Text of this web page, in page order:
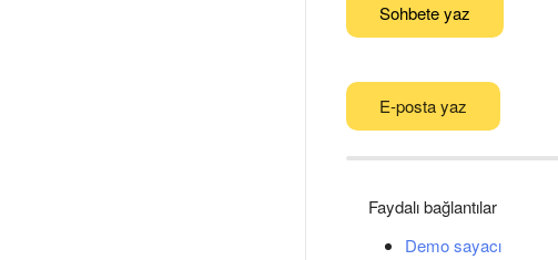
Sohbete yaz
E-posta yaz
Faydalı bağlantılar
Demo sayacı